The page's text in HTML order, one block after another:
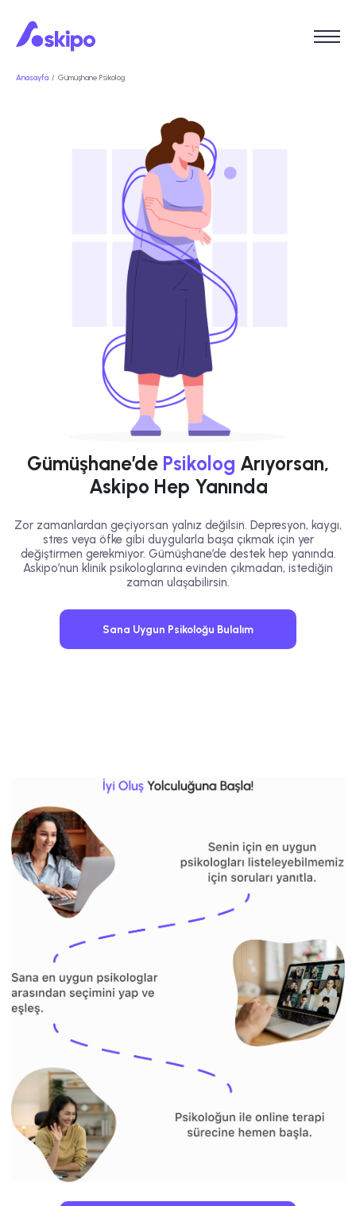
Anasayfa Gümüşhane Psikolog
Gümüşhane’de Psikolog Arıyorsan,
Askipo Hep Yanında
Zor zamanlardan geçiyorsan yalnız değilsin. Depresyon, kaygı,
stres veya öfke gibi duygularla başa çıkmak için yer
değiştirmen gerekmiyor. Gümüşhane’de destek hep yanında.
Askipo’nun klinik psikologlarına evinden çıkmadan, istediğin
zaman ulaşabilirsin.
Sana Uygun Psikoloğu Bulalım